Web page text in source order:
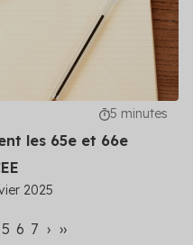
5 minutes
les 65e et 66e
2025
5 6 7 › ››